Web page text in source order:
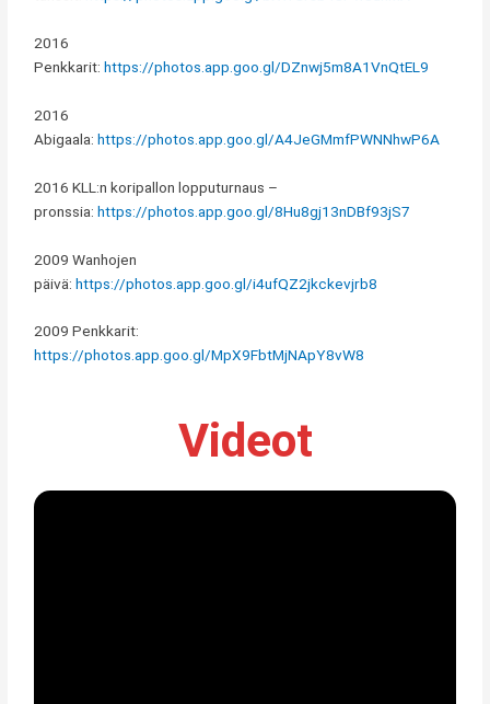
2016
Penkkarit:https://photos.app.goo.gl/DZnwj5m8A1VnQtEL9
2016
Abigaala:https://photos.app.goo.gl/A4JeGMmfPWNNhwP6A
2016 KLL:n koripallon lopputurnaus –
pronssia:https://photos.app.goo.gl/8Hu8gj13nDBf93jS7
2009 Wanhojen
päivä:https://photos.app.goo.gl/i4ufQZ2jkckevjrb8
2009 Penkkarit:
https://photos.app.goo.gl/MpX9FbtMjNApY8vW8
Videot